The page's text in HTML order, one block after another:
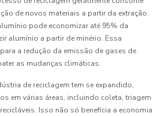
de novos materiais a partir da extração.
pode economizar até 95% da
alumínio a partir de minério. Essa
a redução da emissão de gases de
as mudanças climáticas.
de reciclagem tem se expandido,
em várias áreas, incluindo coleta, triagem
Isso não só beneficia a economia